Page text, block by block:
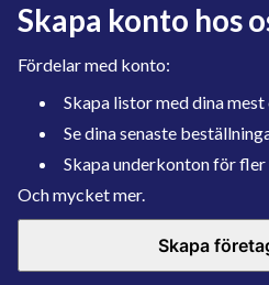
Skapa konto hos
Fördelar med konto:
Skapa listor med dina
Se dina senaste
Skapa underkonton för
Och mycket mer.
Skapa